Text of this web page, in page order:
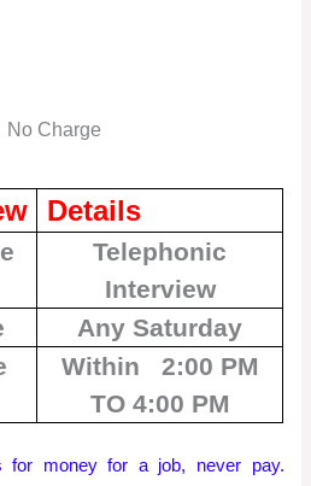
No Charge
Details
Telephonic
Interview
Any Saturday
Within 2:00 PM
TO 4:00 PM
for money for a job, never pay.